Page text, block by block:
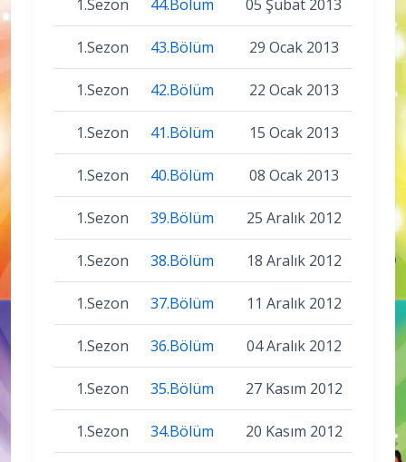
1.Sezon 44.Bölüm 05 Şubat 2013
1.Sezon 43.Bölüm 29 Ocak 2013
1.Sezon 42.Bölüm 22 Ocak 2013
1.Sezon 41.Bölüm 15 Ocak 2013
1.Sezon 40.Bölüm 08 Ocak 2013
1.Sezon 39.Bölüm 25 Aralık 2012
1.Sezon 38.Bölüm 18 Aralık 2012
1.Sezon 37.Bölüm 11 Aralık 2012
1.Sezon 36.Bölüm 04 Aralık 2012
1.Sezon 35.Bölüm 27 Kasım 2012
1.Sezon 34.Bölüm 20 Kasım 2012